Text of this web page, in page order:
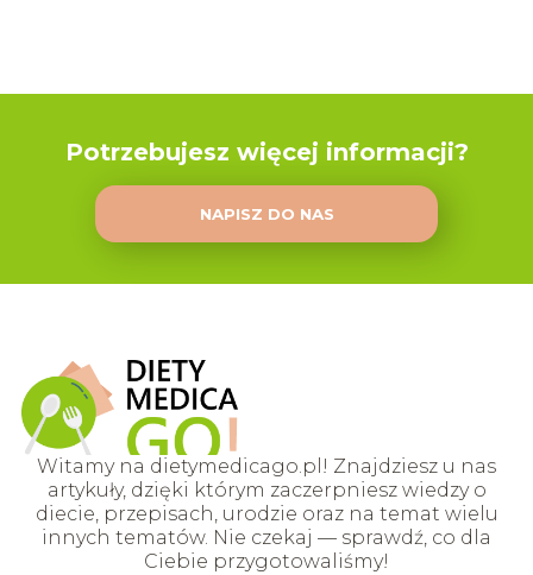
Potrzebujesz więcej informacji?
NAPISZ DO NAS
Witamy na dietymedicago.pl! Znajdziesz u nas
artykuły, dzięki którym zaczerpniesz wiedzy o
diecie, przepisach, urodzie oraz na temat wielu
innych tematów. Nie czekaj — sprawdź, co dla
Ciebie przygotowaliśmy!